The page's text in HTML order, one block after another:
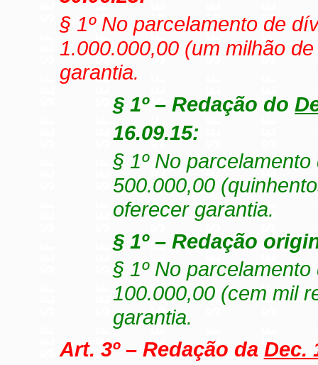
§ 1º No parcelamento de
1.000.000,00 (um milhão
garantia.
§ 1º – Redação do
16.09.15:
§ 1º No
500.000,00
oferecer garantia.
§ 1º – Redação
§ 1º No
100.000,00 (cem mil
garantia.
Art. 3º – Redação da Dec.